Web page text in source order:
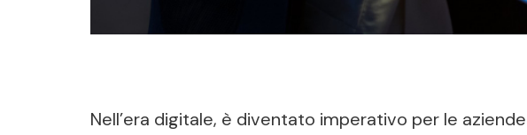
Nell’era digitale, è diventato imperativo per le